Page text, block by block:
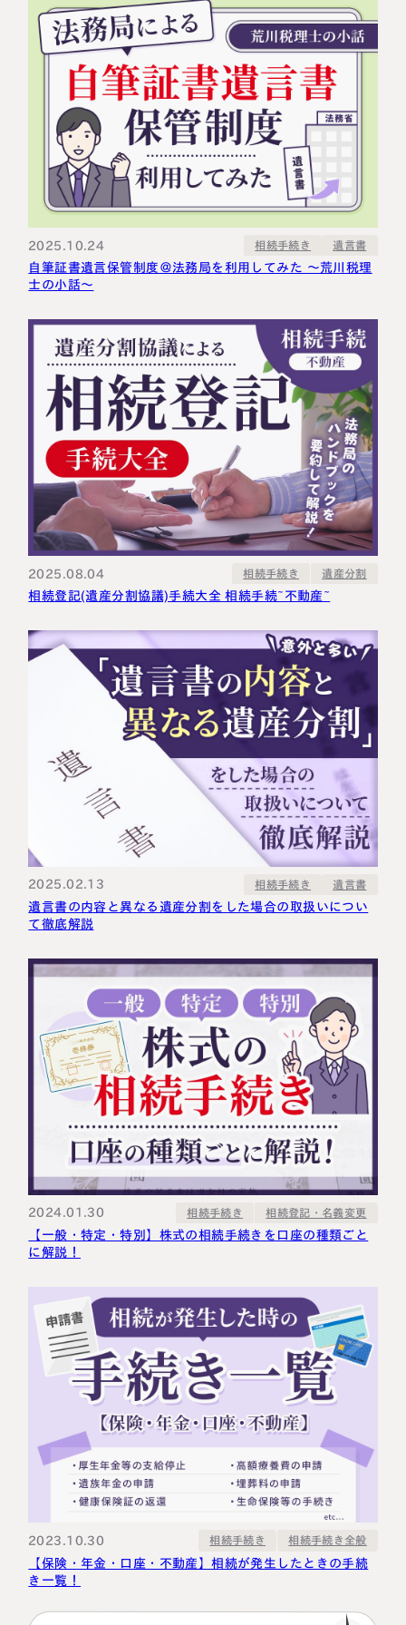
2025.10.24 相続手続き 遺言書
自筆証書遺言保管制度＠法務局を利用してみた ～荒川税理
士の小話～
2025.08.04 相続手続き 遺産分割
相続登記(遺産分割協議)手続大全 相続手続~不動産~
2025.02.13 相続手続き 遺言書
遺言書の内容と異なる遺産分割をした場合の取扱いについ
て徹底解説
2024.01.30 相続手続き 相続登記・名義変更
【一般・特定・特別】株式の相続手続きを口座の種類ごと
に解説！
2023.10.30 相続手続き 相続手続き全般
【保険・年金・口座・不動産】相続が発生したときの手続
き一覧！